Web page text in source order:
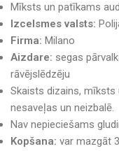
Mīksts un patīkams
Izcelsmes valsts:
Firma: Milano
Aizdare: segas
rāvējslēdzēju
Skaists dizains,
nesaveļas un neizbalē.
Nav nepieciešams
Kopšana: var mazgāt